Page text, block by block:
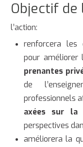
Objectif de
l’action:
renforcera les
pour améliorer
prenantes
de
professionnels
axées sur la
perspectives
améliorera la